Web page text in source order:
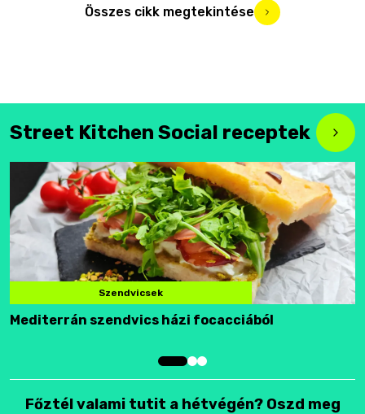
Összes cikk megtekintése
Street Kitchen Social receptek
Szendvicsek
Mediterrán szendvics házi focacciából
Főztél valami tutit a hétvégén? Oszd meg